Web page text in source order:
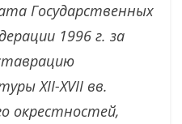
Государственных
1996 г. за
XII-XVII вв.
окрестностей,